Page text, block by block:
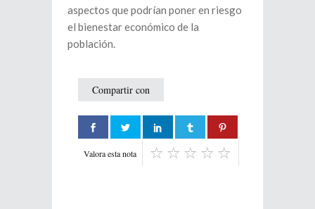
aspectos que podrían poner en riesgo
el bienestar económico de la
población.
Compartir con
Valora esta nota